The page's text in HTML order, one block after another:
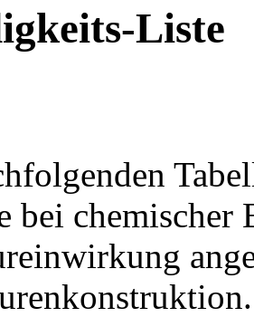
Liste
bei chemischer